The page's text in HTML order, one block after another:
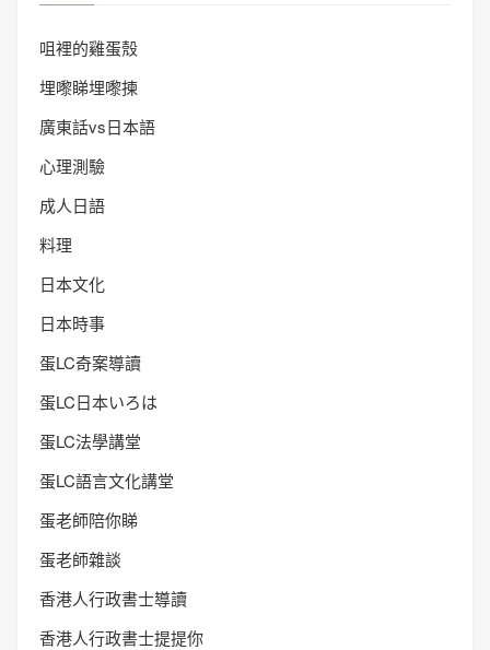
咀裡的雞蛋殼
埋嚟睇埋嚟揀
廣東話vs日本語
心理測驗
成人日語
料理
日本文化
日本時事
蛋LC奇案導讀
蛋LC日本いろは
蛋LC法學講堂
蛋LC語言文化講堂
蛋老師陪你睇
蛋老師雜談
香港人行政書士導讀
香港人行政書士提提你